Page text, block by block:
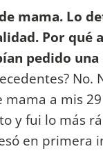
mama. Lo
Por qué
pedido
No.
mama a mis
y fui lo más
en primera